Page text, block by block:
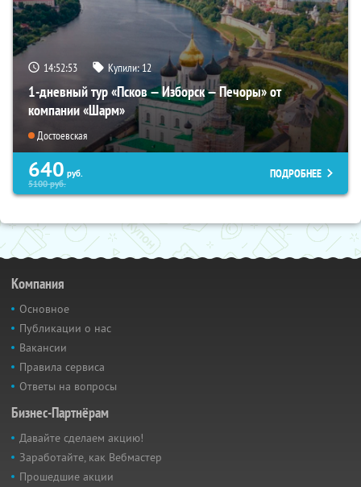
14:52:52 Купили:12
1-дневный тур «Псков — Изборск — Печоры» от
компании «Шарм»
Достоевская
640 руб.
5100руб.
ПОДРОБНЕЕ
Компания
Основное
Публикации о нас
Вакансии
Правила сервиса
Ответы на вопросы
Бизнес-Партнёрам
Давайте сделаем акцию!
Заработайте, как Вебмастер
Прошедшие акции